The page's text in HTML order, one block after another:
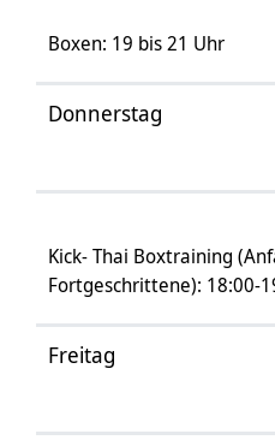
Boxen: 19 bis 21 Uhr
Donnerstag
Kick- Thai Boxtraining
Fortgeschrittene): 18:00-
Freitag